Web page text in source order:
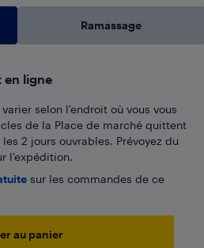
Ramassage
en ligne
selon l'endroit où vous vous
de la Place de marché quittent
2 jours ouvrables. Prévoyez du
l’expédition.
sur les commandes de ce
au panier